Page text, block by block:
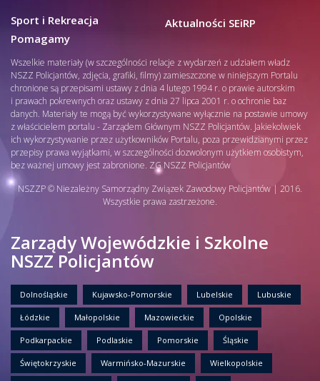
Sport i Rekreacja
Pomagamy
Aktualności SEiRP
Wszelkie materiały (w szczególności relacje z wydarzeń z udziałem władz
NSZZ Policjantów, zdjęcia, grafiki, filmy) zamieszczone w niniejszym Portalu
chronione są przepisami ustawy z dnia 4 lutego 1994 r. o prawie autorskim
i prawach pokrewnych oraz ustawy z dnia 27 lipca 2001 r. o ochronie baz
danych. Materiały te mogą być wykorzystywane wyłącznie na postawie umowy
z właścicielem portalu - Zarządem Głównym NSZZ Policjantów. Jakiekolwiek
ich wykorzystywanie przez użytkowników Portalu, poza przewidzianymi przez
przepisy prawa wyjątkami, w szczególności dozwolonym użytkiem osobistym,
bez ważnej umowy jest zabronione. ZG NSZZ Policjantów
NSZZP © Niezależny Samorządny Związek Zawodowy Policjantów | 2016.
Wszystkie prawa zastrzeżone.
Zarządy Wojewódzkie i Szkolne
NSZZ Policjantów
Dolnośląskie Kujawsko-Pomorskie Lubelskie Lubuskie
Łódzkie Małopolskie Mazowieckie Opolskie
Podkarpackie Podlaskie Pomorskie Śląskie
Świętokrzyskie Warmińsko-Mazurskie Wielkopolskie